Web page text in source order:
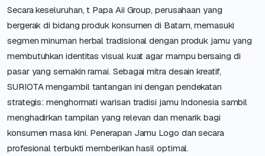
Secara keseluruhan, t Papa Aii Group, perusahaan yang
bergerak di bidang produk konsumen di Batam, memasuki
segmen minuman herbal tradisional dengan produk jamu yang
membutuhkan identitas visual kuat agar mampu bersaing di
pasar yang semakin ramai. Sebagai mitra desain kreatif,
SURIOTA mengambil tantangan ini dengan pendekatan
strategis: menghormati warisan tradisi jamu Indonesia sambil
menghadirkan tampilan yang relevan dan menarik bagi
konsumen masa kini. Penerapan Jamu Logo dan secara
profesional terbukti memberikan hasil optimal.